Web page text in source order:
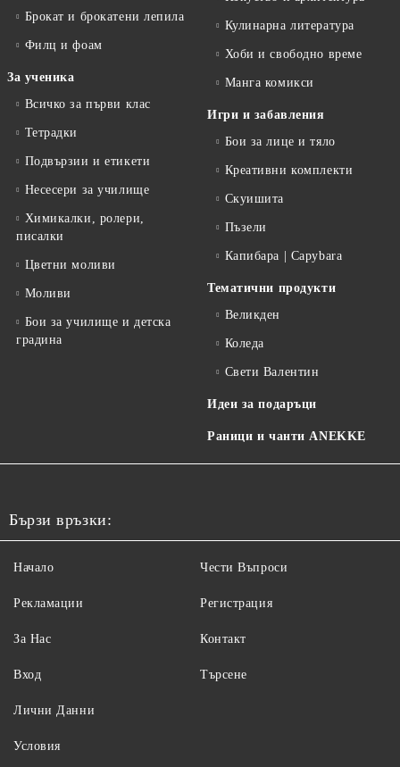
Брокат и брокатени лепила
Филц и фоам
За ученика
Всичко за първи клас
Тетрадки
Подвързии и етикети
Несесери за училище
Химикалки, ролери,
писалки
Цветни моливи
Моливи
Бои за училище и детска
градина
Кулинарна литература
Хоби и свободно време
Манга комикси
Игри и забавления
Бои за лице и тяло
Креативни комплекти
Скуишита
Пъзели
Капибара | Capybara
Тематични продукти
Великден
Коледа
Свети Валентин
Идеи за подаръци
Раници и чанти ANEKKE
Бързи връзки:
Начало
Рекламации
За Нас
Вход
Чести Въпроси
Регистрация
Контакт
Търсене
Лични Данни
Условия